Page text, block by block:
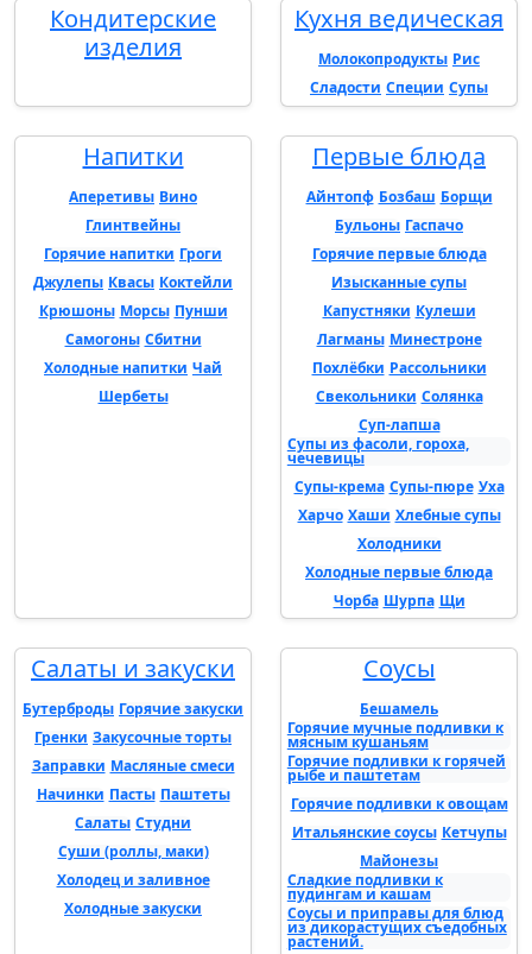
Кондитерские
изделия
Кухня ведическая
Молокопродукты Рис
Сладости Специи Супы
Напитки
Аперетивы Вино
Глинтвейны
Горячие напитки Гроги
Джулепы Квасы Коктейли
Крюшоны Морсы Пунши
Самогоны Сбитни
Холодные напитки Чай
Шербеты
Первые блюда
Айнтопф Бозбаш Борщи
Бульоны Гаспачо
Горячие первые блюда
Изысканные супы
Капустняки Кулеши
Лагманы Минестроне
Похлёбки Рассольники
Свекольники Солянка
Суп-лапша
Супы из фасоли, гороха,
чечевицы
Супы-крема Супы-пюре Уха
Харчо Хаши Хлебные супы
Холодники
Холодные первые блюда
Чорба Шурпа Щи
Салаты и закуски
Бутерброды Горячие закуски
Гренки Закусочные торты
Заправки Масляные смеси
Начинки Пасты Паштеты
Салаты Студни
Суши (роллы, маки)
Холодец и заливное
Холодные закуски
Соусы
Бешамель
Горячие мучные подливки к
мясным кушаньям
Горячие подливки к горячей
рыбе и паштетам
Горячие подливки к овощам
Итальянские соусы Кетчупы
Майонезы
Сладкие подливки к
пудингам и кашам
Соусы и приправы для блюд
из дикорастущих съедобных
растений.